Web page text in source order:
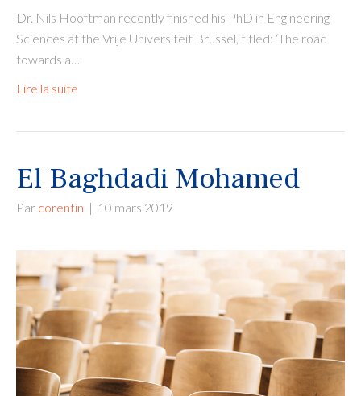
Dr. Nils Hooftman recently finished his PhD in Engineering
Sciences at the Vrije Universiteit Brussel, titled: ‘The road
towards a…
Lire la suite
El Baghdadi Mohamed
Par corentin | 10 mars 2019